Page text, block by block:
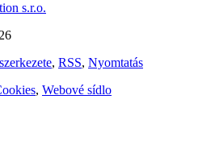
s.r.o.
, RSS, Nyomtatás
, Webové sídlo